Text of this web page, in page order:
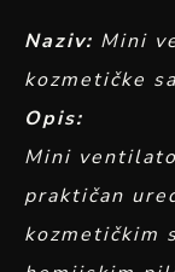
Naziv: Mini
kozmetičke
Opis:
Mini
praktičan
kozmetičkim